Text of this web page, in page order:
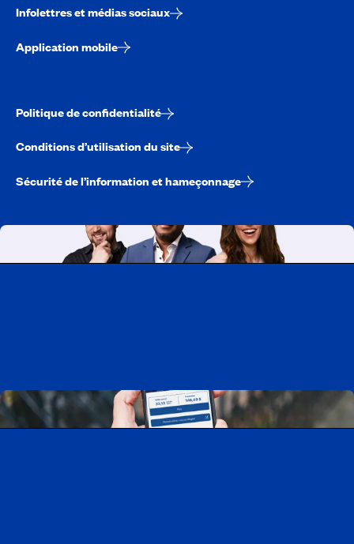
Infolettres et médias sociaux
Application mobile
Politique de confidentialité
Conditions d’utilisation du site
Sécurité de l’information et hameçonnage